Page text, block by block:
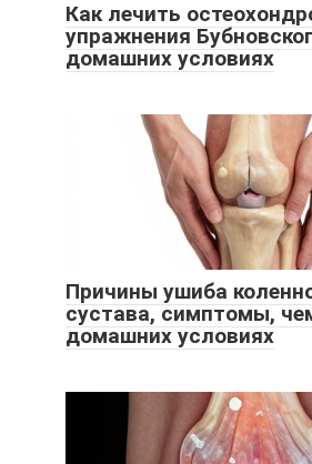
Как лечить
упражнения
домашних условиях
Причины ушиба
сустава, симптомы,
домашних условиях